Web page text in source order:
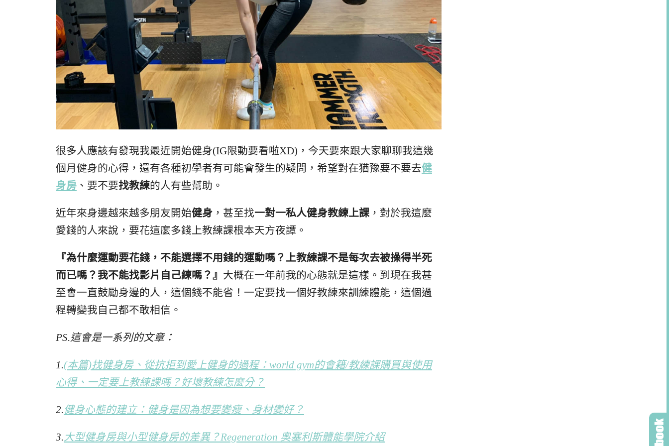
很多人應該有發現我最近開始健身(IG限動要看啦XD)，今天要來跟大家聊聊我這幾
個月健身的心得，還有各種初學者有可能會發生的疑問，希望對在猶豫要不要去健
身房 、要不要找教練的人有些幫助。
近年來身邊越來越多朋友開始健身 ，甚至找一對一私人健身教練上課 ，對於我這麼
愛錢的人來說，要花這麼多錢上教練課根本天方夜譚。
『為什麼運動要花錢，不能選擇不用錢的運動嗎？上教練課不是每次去被操得半死
而已嗎？我不能找影片自己練嗎？』 大概在一年前我的心態就是這樣。到現在我甚
至會一直鼓勵身邊的人，這個錢不能省！一定要找一個好教練來訓練體能，這個過
程轉變我自己都不敢相信。
PS.這會是一系列的文章：
1. (本篇)找健身房、從抗拒到愛上健身的過程：world gym的會籍/教練課購買與使用
心得、一定要上教練課嗎？好壞教練怎麼分？
2. 健身心態的建立：健身是因為想要變瘦、身材變好？
3. 大型健身房與小型健身房的差異？Regeneration 奧塞利斯體能學院介紹